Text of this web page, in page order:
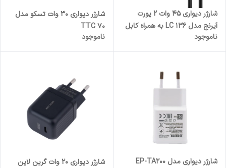
شارژر دیواری 45 وات 2 پورت
آیرنج مدل LC 136 به همراه کابل
USB‑C
ناموجود
شارژر دیواری ۳۰ وات تسکو مدل
TTC 70
ناموجود
شارژر دیواری مدل EP-TA200
شارژر دیواری 20 وات گرین لاین